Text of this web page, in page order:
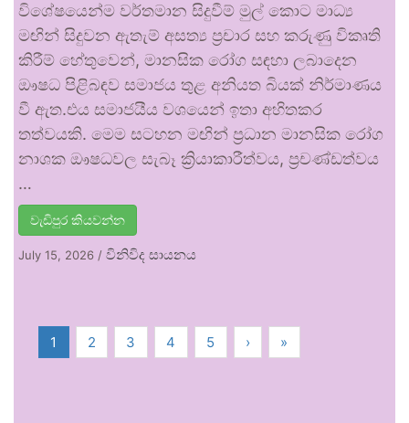
විශේෂයෙන්ම වර්තමාන සිදුවීම් මුල් කොට මාධ්‍ය
මඟින් සිදුවන ඇතැම් අසත්‍ය ප්‍රචාර සහ කරුණු විකෘති
කිරීම් හේතුවෙන්, මානසික රෝග සඳහා ලබාදෙන
ඖෂධ පිළිබඳව සමාජය තුළ අනියත බියක් නිර්මාණය
වී ඇත.එය සමාජයීය වශයෙන් ඉතා අහිතකර
තත්වයකි. මෙම සටහන මඟින් ප්‍රධාන මානසික රෝග
නාශක ඖෂධවල සැබෑ ක්‍රියාකාරීත්වය, ප්‍රචණ්ඩත්වය
…
වැඩිපුර කියවන්න
July 15, 2026 / විනිවිද සායනය
1 2 3 4 5 › »